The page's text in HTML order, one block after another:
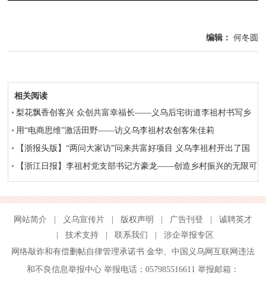
编辑： 何冬圆
相关阅读
梨花飘香创客兴 众创共富幸福长——义乌后宅街道李祖村书写乡
村振兴新故事
用“电商思维”激活田野——访义乌李祖村农创客朱佳莉
【浙报头版】“两问大家访”问来共富好项目 义乌李祖村开出了国
际餐厅
【浙江日报】李祖村党支部书记方豪龙——创造乡村振兴的无限可
能
网站简介 | 义乌宣传片 | 版权声明 | 广告刊登 |
诚聘英才
|
技术支持 | 联系我们 |
涉企举报专区
网络敲诈和有偿删帖自律管理承诺书 金华、 中国义乌网互联网违法
和不良信息举报中心举报电话：057985516611 举报邮箱：